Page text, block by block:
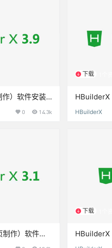
）软件安装
0 14.3k
下载
HBuilderX
HBuilderX
作）软件安
下载
HBuilderX